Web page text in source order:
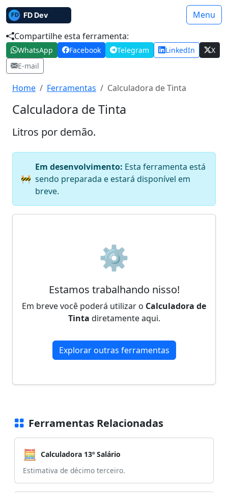
Menu
Compartilhe esta ferramenta:
WhatsApp Facebook Telegram LinkedIn
X
E-mail
Home Ferramentas Calculadora de Tinta
Calculadora de Tinta
Litros por demão.
🚧
Em desenvolvimento: Esta ferramenta está
sendo preparada e estará disponível em
breve.
⚙️
Estamos trabalhando nisso!
Em breve você poderá utilizar o Calculadora de
Tinta diretamente aqui.
Explorar outras ferramentas
Ferramentas Relacionadas
🧮 Calculadora 13º Salário
Estimativa de décimo terceiro.